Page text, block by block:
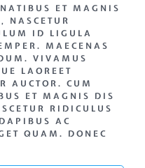
ET MAGNIS
NASCETUR
ID LIGULA
MAECENAS
VIVAMUS
LAOREET
AUCTOR. CUM
ET MAGNIS DIS
RIDICULUS
AC
QUAM. DONEC